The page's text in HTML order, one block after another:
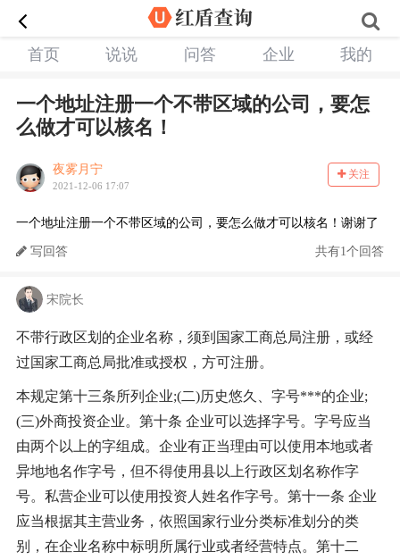
首页 说说 问答 企业 我的
一个地址注册一个不带区域的公司，要怎
么做才可以核名！
夜雾月宁
2021-12-06 17:07
关注
一个地址注册一个不带区域的公司，要怎么做才可以核名！谢谢了
写回答 共有1个回答
宋院长
不带行政区划的企业名称，须到国家工商总局注册，或经
过国家工商总局批准或授权，方可注册。
本规定第十三条所列企业;(二)历史悠久、字号***的企业;
(三)外商投资企业。第十条 企业可以选择字号。字号应当
由两个以上的字组成。企业有正当理由可以使用本地或者
异地地名作字号，但不得使用县以上行政区划名称作字
号。私营企业可以使用投资人姓名作字号。第十一条 企业
应当根据其主营业务，依照国家行业分类标准划分的类
别，在企业名称中标明所属行业或者经营特点。第十二